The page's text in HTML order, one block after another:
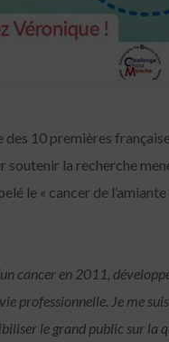
des 10 premières
la recherche
le « cancer de l’amiante
cancer en 2011,
professionnelle. Je me
le grand public sur la